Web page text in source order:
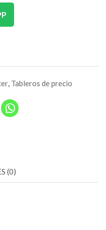
, Tableros de precio
(0)